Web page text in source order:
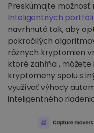
Preskúmajte
Inteligentných
navrhnuté tak, aby
pokročilých
rôznych kryptomien
ktoré zahŕňa ,
kryptomeny spolu s
využívať výhody
inteligentného